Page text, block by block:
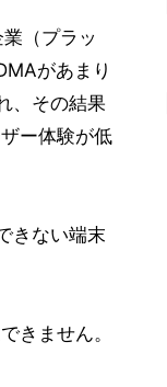
（プラッ
があまり
、その結果
ー体験が低
きない端末
きません。